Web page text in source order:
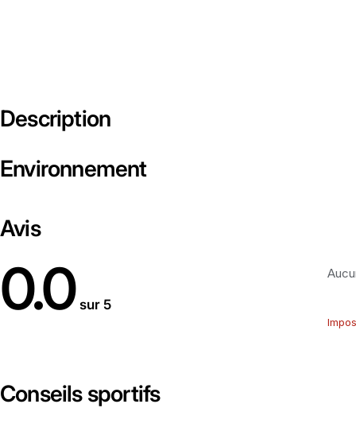
Description
Environnement
Avis
0.0 sur 5
Conseils sportifs